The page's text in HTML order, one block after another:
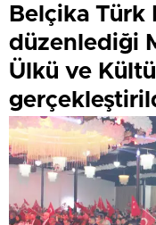
Belçika Türk
düzenlediği
Ülkü ve